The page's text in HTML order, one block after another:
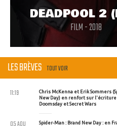
DEADPOOL 2
FILM - 2018
LES BRÈVES TOUT VOIR
Chris McKenna et Erik Sommers
New Day) en renfort sur l'écriture
Doomsday et Secret Wars
11:19
Spider-Man : Brand New Day : en